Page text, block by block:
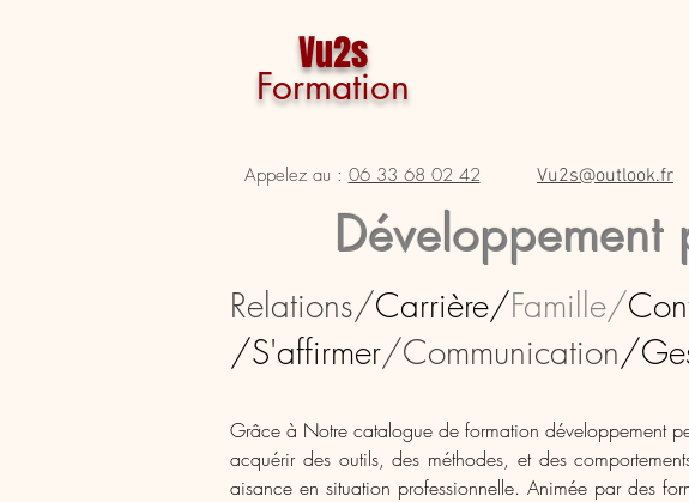
Vu2s
Formation
Appelez au : 06 33 68 02 42 Vu2s@outlook.fr
Développement
Relations/Carrière/Famille/
/S'affirmer/Communication/
Grâce à Notre catalogue de formation développement
acquérir des outils, des méthodes, et des
aisance en situation professionnelle. Animée par des